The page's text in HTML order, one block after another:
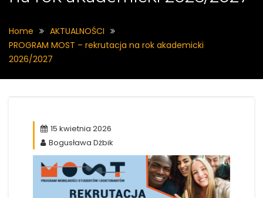
Home
AKTUALNOŚCI
PROGRAM MOST – rekrutacja na rok akademicki
2026/2027
15 kwietnia 2026
Bogusława Dżbik